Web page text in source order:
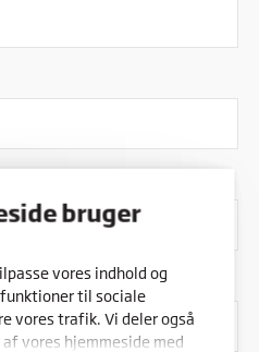
bruger
vores indhold og
til sociale
vores trafik. Vi deler også
vores hjemmeside med